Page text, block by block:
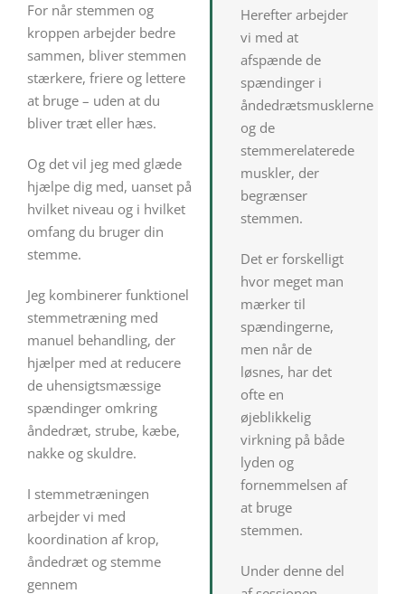
For når stemmen og
kroppen arbejder bedre
sammen, bliver stemmen
stærkere, friere og lettere
at bruge – uden at du
bliver træt eller hæs.
Og det vil jeg med glæde
hjælpe dig med, uanset på
hvilket niveau og i hvilket
omfang du bruger din
stemme.
Jeg kombinerer funktionel
stemmetræning med
manuel behandling, der
hjælper med at reducere
de uhensigtsmæssige
spændinger omkring
åndedræt, strube, kæbe,
nakke og skuldre.
I stemmetræningen
arbejder vi med
koordination af krop,
åndedræt og stemme
gennem
Herefter arbejder
vi med at
afspænde de
spændinger i
åndedrætsmusklerne
og de
stemmerelaterede
muskler, der
begrænser
stemmen.
Det er forskelligt
hvor meget man
mærker til
spændingerne,
men når de
løsnes, har det
ofte en
øjeblikkelig
virkning på både
lyden og
fornemmelsen af
at bruge
stemmen.
Under denne del